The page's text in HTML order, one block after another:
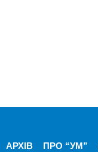
АРХІВ ПРО “УМ”